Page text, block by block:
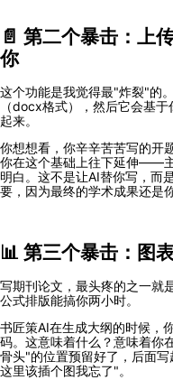
📄 第二个暴击：上
你
这个功能是我觉得最"炸裂"的
（docx格式），然后它会基
起来。
你想想看，你辛辛苦苦写的开
你在这个基础上往下延伸——
明白。这不是让AI替你写，而
要，因为最终的学术成果还是
📊 第三个暴击：图
写期刊论文，最头疼的之一就
公式排版能搞你两小时。
书匠策AI在生成大纲的时候，
码。这意味着什么？意味着你
骨头"的位置预留好了，后面
这里该插个图我忘了"。